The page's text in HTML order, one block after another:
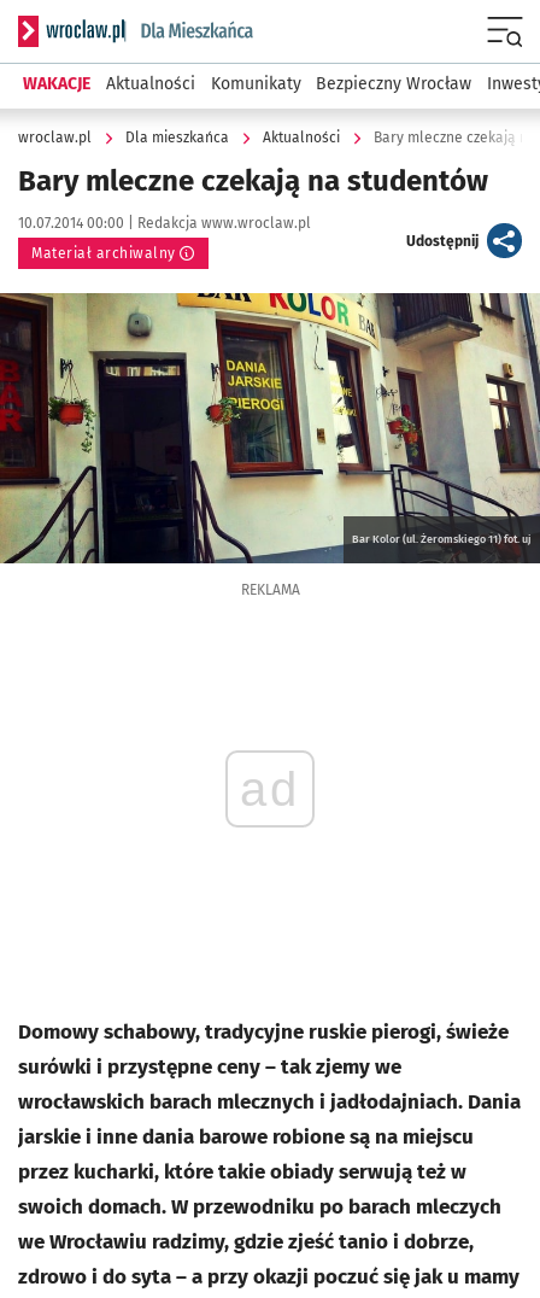
Serwis informacyjny wroclaw.pl podserwis: Dla mieszkańca
WAKACJE Aktualności Komunikaty Bezpieczny Wrocław
wroclaw.pl Dla mieszkańca Aktualności Bary mleczne czekają
Bary mleczne czekają na studentów
Data publikacji:
10.07.2014 00:00 | Autor:
Redakcja www.wroclaw.pl
Materiał archiwalny
Udostępnijartykuł
Kliknij, aby powiększyć
Bar Kolor (ul. Żeromskiego 11) fot. uj
REKLAMA
ad
Domowy schabowy, tradycyjne ruskie pierogi, świeże
surówki i przystępne ceny – tak zjemy we
wrocławskich barach mlecznych i jadłodajniach. Dania
jarskie i inne dania barowe robione są na miejscu
przez kucharki, które takie obiady serwują też w
swoich domach. W przewodniku po barach mleczych
we Wrocławiu radzimy, gdzie zjeść tanio i dobrze,
zdrowo i do syta–a przy okazji poczuć się jak u mamy